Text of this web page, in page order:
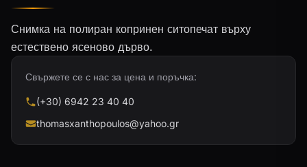
Снимка на полиран копринен ситопечат върху
естествено ясеново дърво.
Свържете се с нас за цена и поръчка:
(+30) 6942 23 40 40
thomasxanthopoulos@yahoo.gr